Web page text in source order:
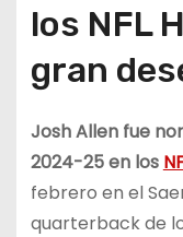
los NFL
gran
Josh Allen fue
2024-25 en los
febrero en el
quarterback de